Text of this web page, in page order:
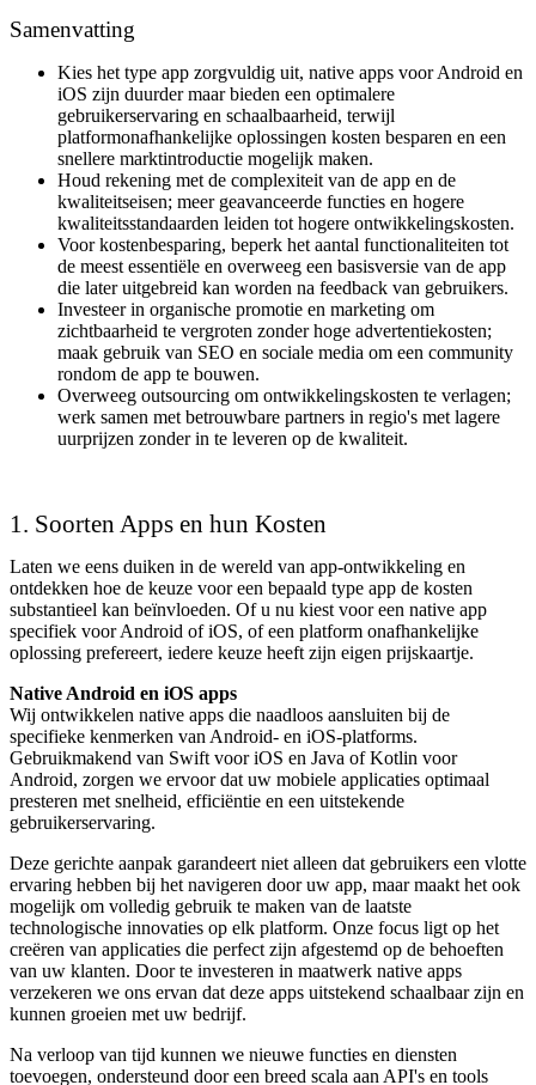
Samenvatting
Kies het type app zorgvuldig uit, native apps voor Android en
iOS zijn duurder maar bieden een optimalere
gebruikerservaring en schaalbaarheid, terwijl
platformonafhankelijke oplossingen kosten besparen en een
snellere marktintroductie mogelijk maken.
Houd rekening met de complexiteit van de app en de
kwaliteitseisen; meer geavanceerde functies en hogere
kwaliteitsstandaarden leiden tot hogere ontwikkelingskosten.
Voor kostenbesparing, beperk het aantal functionaliteiten tot
de meest essentiële en overweeg een basisversie van de app
die later uitgebreid kan worden na feedback van gebruikers.
Investeer in organische promotie en marketing om
zichtbaarheid te vergroten zonder hoge advertentiekosten;
maak gebruik van SEO en sociale media om een community
rondom de app te bouwen.
Overweeg outsourcing om ontwikkelingskosten te verlagen;
werk samen met betrouwbare partners in regio's met lagere
uurprijzen zonder in te leveren op de kwaliteit.
1. Soorten Apps en hun Kosten
Laten we eens duiken in de wereld van app-ontwikkeling en
ontdekken hoe de keuze voor een bepaald type app de kosten
substantieel kan beïnvloeden. Of u nu kiest voor een native app
specifiek voor Android of iOS, of een platform onafhankelijke
oplossing prefereert, iedere keuze heeft zijn eigen prijskaartje.
Native Android en iOS apps
Wij ontwikkelen native apps die naadloos aansluiten bij de
specifieke kenmerken van Android- en iOS-platforms.
Gebruikmakend van Swift voor iOS en Java of Kotlin voor
Android, zorgen we ervoor dat uw mobiele applicaties optimaal
presteren met snelheid, efficiëntie en een uitstekende
gebruikerservaring.
Deze gerichte aanpak garandeert niet alleen dat gebruikers een vlotte
ervaring hebben bij het navigeren door uw app, maar maakt het ook
mogelijk om volledig gebruik te maken van de laatste
technologische innovaties op elk platform. Onze focus ligt op het
creëren van applicaties die perfect zijn afgestemd op de behoeften
van uw klanten. Door te investeren in maatwerk native apps
verzekeren we ons ervan dat deze apps uitstekend schaalbaar zijn en
kunnen groeien met uw bedrijf.
Na verloop van tijd kunnen we nieuwe functies en diensten
toevoegen, ondersteund door een breed scala aan API's en tools